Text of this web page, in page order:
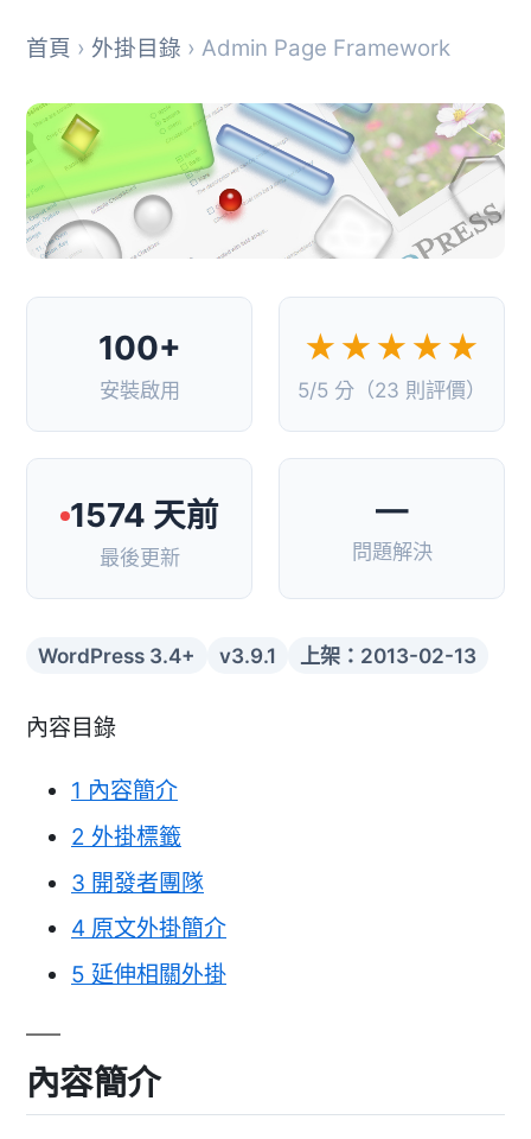
首頁 › 外掛目錄 › Admin Page Framework
100+
安裝啟用
★★★★★
5/5 分（23 則評價）
1574 天前
最後更新
—
問題解決
WordPress 3.4+ v3.9.1 上架：2013-02-13
內容目錄
1 內容簡介
2 外掛標籤
3 開發者團隊
4 原文外掛簡介
5 延伸相關外掛
內容簡介